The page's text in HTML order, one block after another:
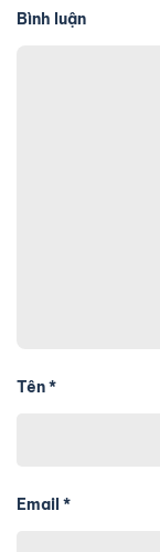
Bình luận
Tên*
Email *